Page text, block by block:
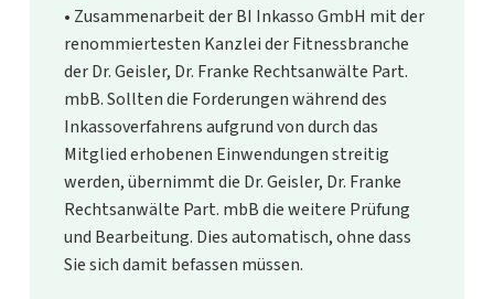
• Zusammenarbeit der BI Inkasso GmbH mit der
renommiertesten Kanzlei der Fitnessbranche
der Dr. Geisler, Dr. Franke Rechtsanwälte Part.
mbB. Sollten die Forderungen während des
Inkassoverfahrens aufgrund von durch das
Mitglied erhobenen Einwendungen streitig
werden, übernimmt die Dr. Geisler, Dr. Franke
Rechtsanwälte Part. mbB die weitere Prüfung
und Bearbeitung. Dies automatisch, ohne dass
Sie sich damit befassen müssen.